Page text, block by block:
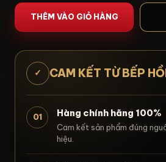
THÊM VÀO GIỎ HÀNG
✓ CAM KẾT TỪ BẾP
01 Hàng chính hãng 100%
Cam kết sản phẩm đúng
hiệu.